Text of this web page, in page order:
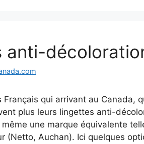
anti-
Français qui arrivant au Canada,
plus leurs lingettes anti-
une marque équivalente
(Netto, Auchan). Ici quelques